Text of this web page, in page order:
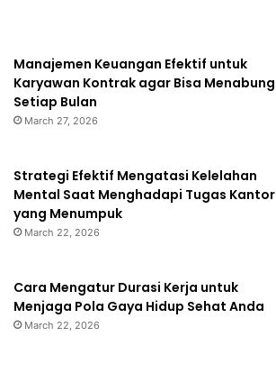
Manajemen Keuangan Efektif untuk
Karyawan Kontrak agar Bisa Menabung
Setiap Bulan
March 27, 2026
Strategi Efektif Mengatasi Kelelahan
Mental Saat Menghadapi Tugas Kantor
yang Menumpuk
March 22, 2026
Cara Mengatur Durasi Kerja untuk
Menjaga Pola Gaya Hidup Sehat Anda
March 22, 2026